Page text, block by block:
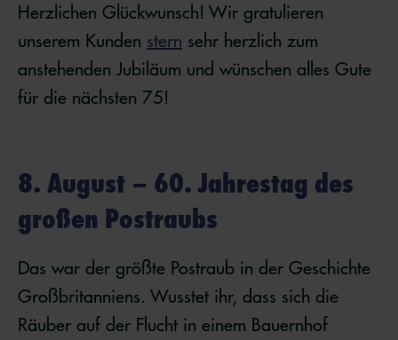
Herzlichen Glückwunsch! Wir gratulieren
unserem Kunden stern sehr herzlich zum
anstehenden Jubiläum und wünschen alles Gute
für die nächsten 75!
8. August – 60. Jahrestag des
großen Postraubs
Das war der größte Postraub in der Geschichte
Großbritanniens. Wusstet ihr, dass sich die
Räuber auf der Flucht in einem Bauernhof